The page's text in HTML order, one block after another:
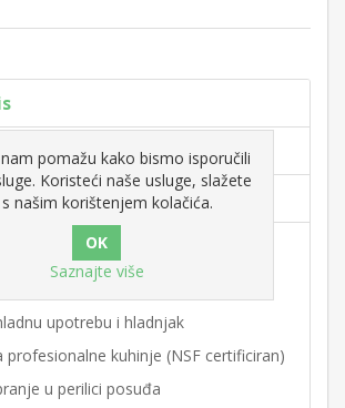
proizvoda
pogled:
za korištenje
upotrebu i hladnjak
profesionalne kuhinje (NSF certificiran)
u perilici posuđa
pomažu kako bismo isporučili
Koristeći naše usluge, slažete
našim korištenjem kolačića.
Saznajte više